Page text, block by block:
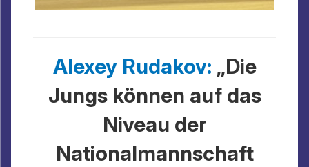
Alexey Rudakov: „Die
Jungs können auf das
Niveau der
Nationalmannschaft